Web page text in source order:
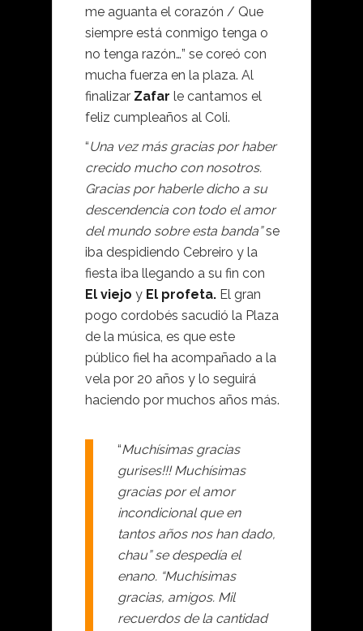
me aguanta el corazón / Que
siempre está conmigo tenga o
no tenga razón…” se coreó con
mucha fuerza en la plaza. Al
finalizar Zafar le cantamos el
feliz cumpleaños al Coli.
“Una vez más gracias por haber
crecido mucho con nosotros.
Gracias por haberle dicho a su
descendencia con todo el amor
del mundo sobre esta banda”se
iba despidiendo Cebreiro y la
fiesta iba llegando a su fin con
El viejo y El profeta. El gran
pogo cordobés sacudió la Plaza
de la música, es que este
público fiel ha acompañado a la
vela por 20 años y lo seguirá
haciendo por muchos años más.
“Muchísimas gracias
gurises!!! Muchísimas
gracias por el amor
incondicional que en
tantos años nos han dado,
chau” se despedía el
enano. “Muchísimas
gracias, amigos. Mil
recuerdos de la cantidad